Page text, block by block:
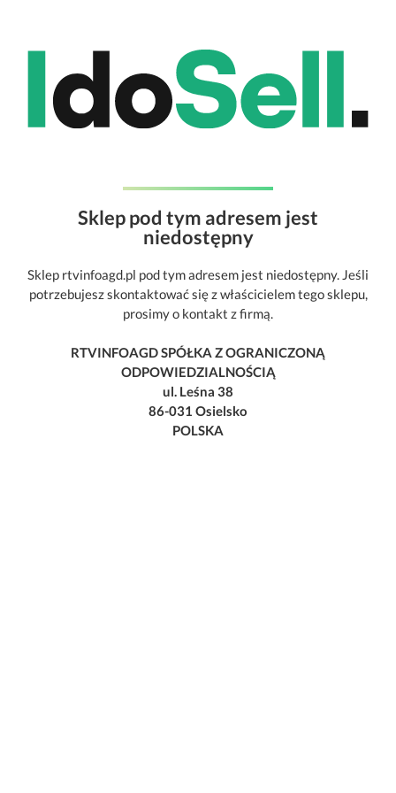
Sklep pod tym adresem jest
niedostępny
Sklep rtvinfoagd.pl pod tym adresem jest niedostępny. Jeśli
potrzebujesz skontaktować się z właścicielem tego sklepu,
prosimy o kontakt z firmą.
RTVINFOAGD SPÓŁKA Z OGRANICZONĄ
ODPOWIEDZIALNOŚCIĄ
ul. Leśna 38
86-031 Osielsko
POLSKA